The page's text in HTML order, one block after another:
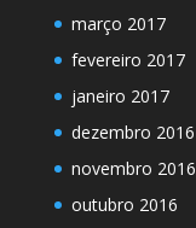
março 2017
fevereiro 2017
janeiro 2017
dezembro 2016
novembro 2016
outubro 2016